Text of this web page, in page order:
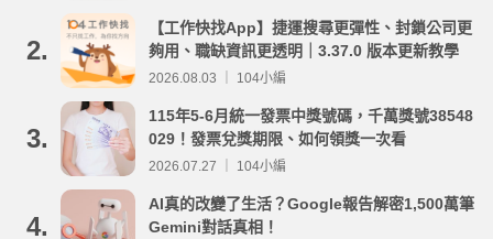
2.
【工作快找App】捷運搜尋更彈性、封鎖公司更
夠用、職缺資訊更透明｜3.37.0 版本更新教學
2026.08.03 ｜ 104小編
3.
115年5-6月統一發票中獎號碼，千萬獎號38548
029！發票兌獎期限、如何領獎一次看
2026.07.27 ｜ 104小編
4.
AI真的改變了生活？Google報告解密1,500萬筆
Gemini對話真相！